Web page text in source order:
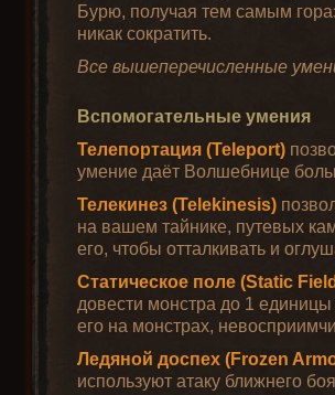
Бурю, получая тем самым
никак сократить.
Все вышеперечисленные
Вспомогательные умения
Телепортация (Teleport)
умение даёт Волшебнице
Телекинез (Telekinesis)
на вашем тайнике, путевых
его, чтобы отталкивать и
Статическое поле (Static
довести монстра до 1
его на монстрах,
Ледяной доспех (Frozen
используют атаку ближнего